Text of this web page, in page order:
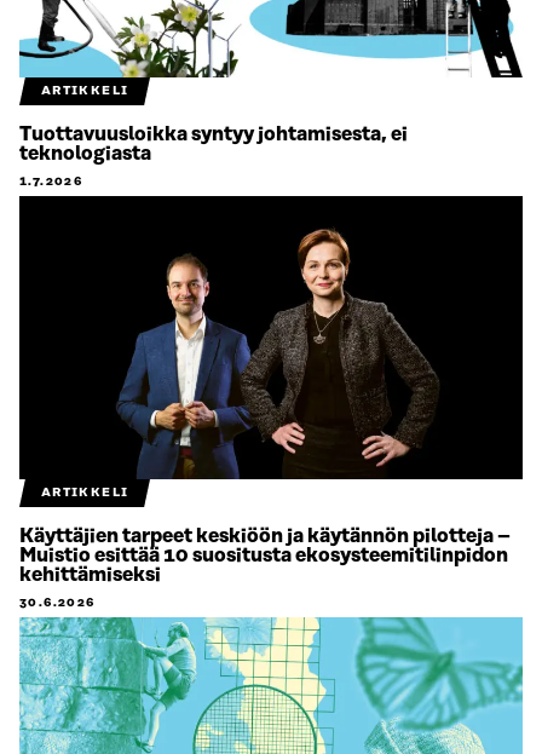
ARTIKKELI
Tuottavuusloikka syntyy johtamisesta, ei
teknologiasta
1.7.2026
ARTIKKELI
Käyttäjien tarpeet keskiöön ja käytännön pilotteja –
Muistio esittää 10 suositusta ekosysteemitilinpidon
kehittämiseksi
30.6.2026